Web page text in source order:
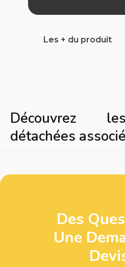
Les + du produit
Découvrez
détachées
Des
Une